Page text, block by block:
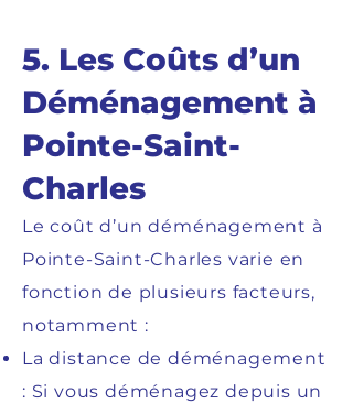
5. Les Coûts d’un
Déménagement à
Pointe-Saint-
Charles
Le coût d’un déménagement à
Pointe-Saint-Charles varie en
fonction de plusieurs facteurs,
notamment :
La distance de déménagement
: Si vous déménagez depuis un